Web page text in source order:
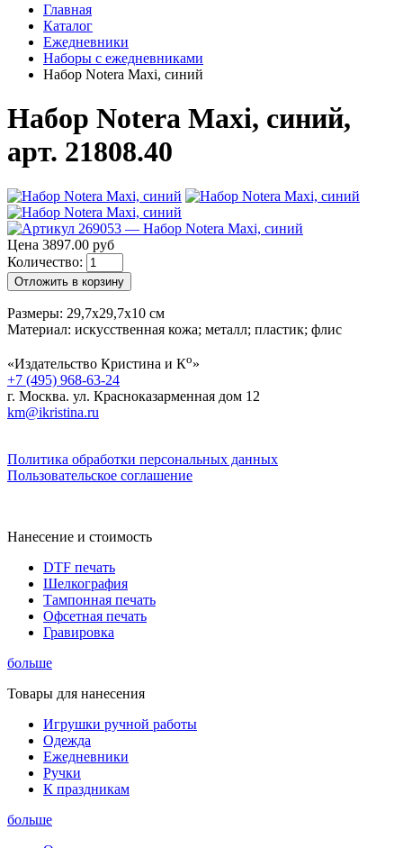
Главная
Каталог
Ежедневники
Наборы с ежедневниками
Набор Notera Maxi, синий
Набор Notera Maxi, синий,
арт. 21808.40
Цена 3897.00 руб
Количество:
Отложить в корзину
Размеры: 29,7х29,7х10 см
Материал: искусственная кожа; металл; пластик; флис
«Издательство Кристина и Ко»
+7 (495) 968-63-24
г. Москва. ул. Красноказарменная дом 12
km@ikristina.ru
Политика обработки персональных данных
Пользовательское соглашение
Нанесение и стоимость
DTF печать
Шелкография
Тампонная печать
Офсетная печать
Гравировка
больше
Товары для нанесения
Игрушки ручной работы
Одежда
Ежедневники
Ручки
К праздникам
больше